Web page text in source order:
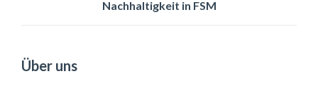
Nachhaltigkeit in FSM
Über uns